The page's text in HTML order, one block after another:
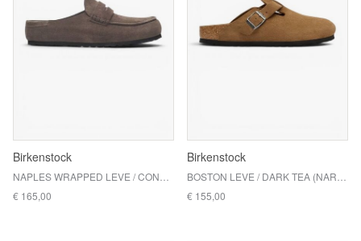
Birkenstock
€ 165,00
Birkenstock
€ 155,00